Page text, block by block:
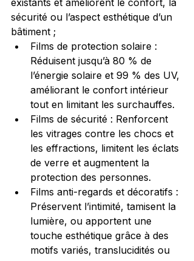
existants et améliorent le confort, la
sécurité ou l’aspect esthétique d’un
bâtiment ;
Films de protection solaire :
Réduisent jusqu’à 80 % de
l’énergie solaire et 99 % des UV,
améliorant le confort intérieur
tout en limitant les surchauffes.
Films de sécurité : Renforcent
les vitrages contre les chocs et
les effractions, limitent les éclats
de verre et augmentent la
protection des personnes.
Films anti-regards et décoratifs :
Préservent l’intimité, tamisent la
lumière, ou apportent une
touche esthétique grâce à des
motifs variés, translucidités ou